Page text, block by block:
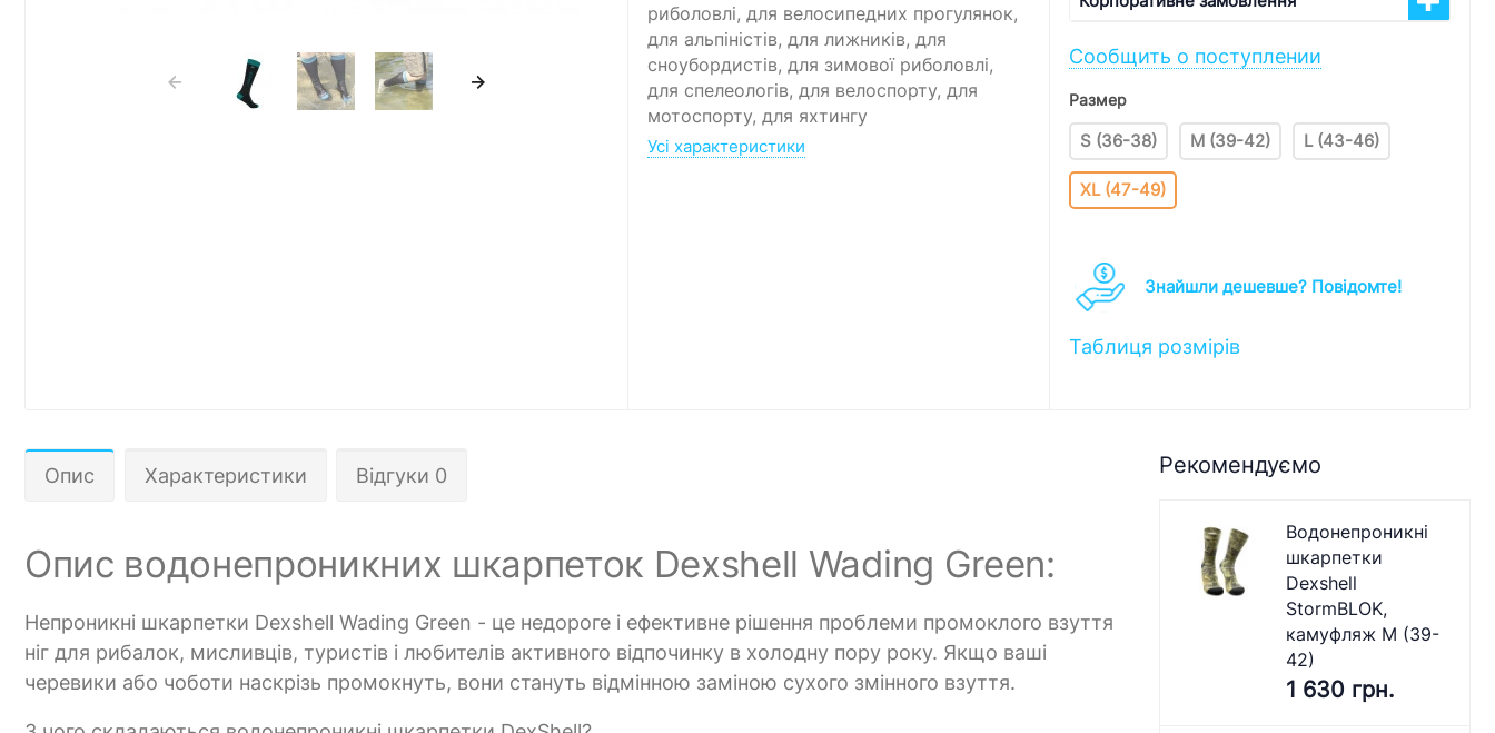
риболовлі, для велосипедних прогулянок,
для альпіністів, для лижників, для
сноубордистів, для зимової риболовлі,
для спелеологів, для велоспорту, для
мотоспорту, для яхтингу
Усі характеристики
Сообщить о поступлении
Размер
S (36-38) M (39-42) L (43-46)
XL (47-49)
Знайшли дешевше? Повідомте!
Таблиця розмірів
Опис Характеристики Відгуки 0
Опис водонепроникних шкарпеток Dexshell Wading Green:
Непроникні шкарпетки Dexshell Wading Green - це недороге і ефективне рішення проблеми промоклого взуття
ніг для рибалок, мисливців, туристів і любителів активного відпочинку в холодну пору року. Якщо ваші
черевики або чоботи наскрізь промокнуть, вони стануть відмінною заміною сухого змінного взуття.
Рекомендуємо
Водонепроникні
шкарпетки
Dexshell
StormBLOK,
камуфляж M (39-
42)
1 630 грн.